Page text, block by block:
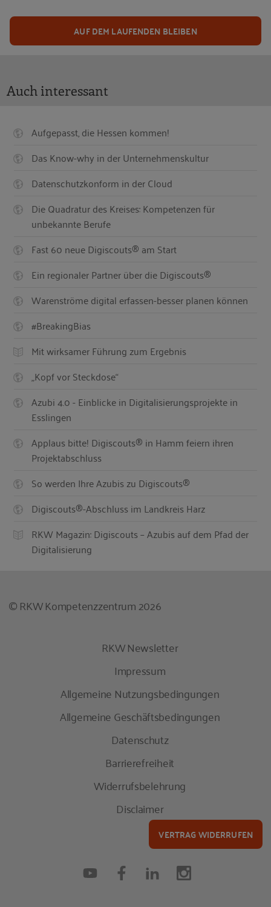
AUF DEM LAUFENDEN BLEIBEN
Auch interessant
Aufgepasst, die Hessen kommen!
Das Know-why in der Unternehmenskultur
Datenschutzkonform in der Cloud
Die Quadratur des Kreises: Kompetenzen für
unbekannte Berufe
Fast 60 neue Digiscouts® am Start
Ein regionaler Partner über die Digiscouts®
Warenströme digital erfassen-besser planen können
#BreakingBias
Mit wirksamer Führung zum Ergebnis
„Kopf vor Steckdose“
Azubi 4.0 - Einblicke in Digitalisierungsprojekte in
Esslingen
Applaus bitte! Digiscouts® in Hamm feiern ihren
Projektabschluss
So werden Ihre Azubis zu Digiscouts®
Digiscouts®-Abschluss im Landkreis Harz
RKW Magazin: Digiscouts – Azubis auf dem Pfad der
Digitalisierung
© RKW Kompetenzzentrum 2026
RKW Newsletter
Impressum
Allgemeine Nutzungsbedingungen
Allgemeine Geschäftsbedingungen
Datenschutz
Barrierefreiheit
Widerrufsbelehrung
Disclaimer
VERTRAG WIDERRUFEN